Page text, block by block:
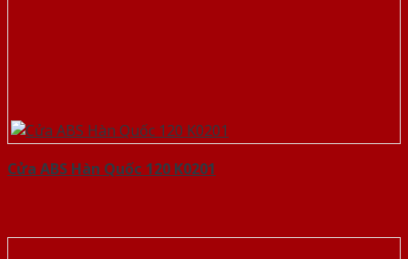
Cửa ABS Hàn Quốc 120 K0201